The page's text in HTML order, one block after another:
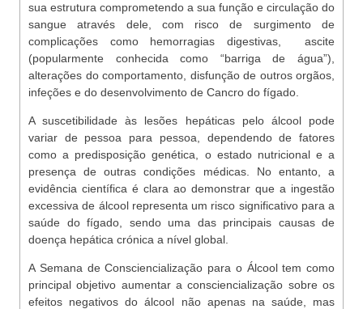
sua estrutura comprometendo a sua função e circulação do
sangue através dele, com risco de surgimento de
complicações como hemorragias digestivas, ascite
(popularmente conhecida como “barriga de água”),
alterações do comportamento, disfunção de outros orgãos,
infeções e do desenvolvimento de Cancro do fígado.
A suscetibilidade às lesões hepáticas pelo álcool pode
variar de pessoa para pessoa, dependendo de fatores
como a predisposição genética, o estado nutricional e a
presença de outras condições médicas. No entanto, a
evidência científica é clara ao demonstrar que a ingestão
excessiva de álcool representa um risco significativo para a
saúde do fígado, sendo uma das principais causas de
doença hepática crónica a nível global.
A Semana de Consciencialização para o Álcool tem como
principal objetivo aumentar a consciencialização sobre os
efeitos negativos do álcool não apenas na saúde, mas